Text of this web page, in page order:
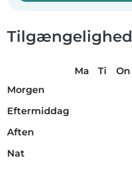
Tilgængelighed
Ma Ti On
Morgen
Eftermiddag
Aften
Nat